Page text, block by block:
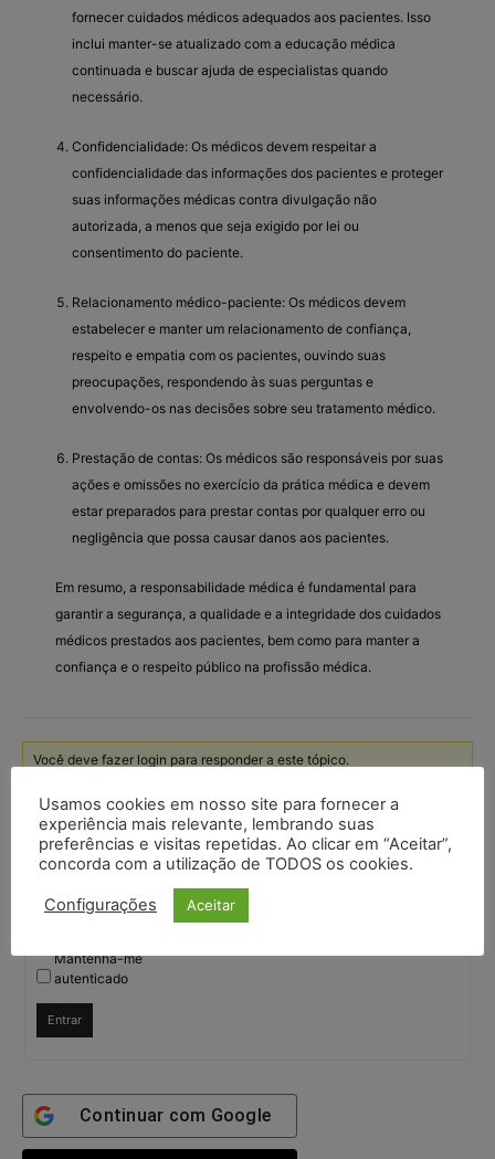
fornecer cuidados médicos adequados aos pacientes. Isso
inclui manter-se atualizado com a educação médica
continuada e buscar ajuda de especialistas quando
necessário.
Confidencialidade: Os médicos devem respeitar a
confidencialidade das informações dos pacientes e proteger
suas informações médicas contra divulgação não
autorizada, a menos que seja exigido por lei ou
consentimento do paciente.
Relacionamento médico-paciente: Os médicos devem
estabelecer e manter um relacionamento de confiança,
respeito e empatia com os pacientes, ouvindo suas
preocupações, respondendo às suas perguntas e
envolvendo-os nas decisões sobre seu tratamento médico.
Prestação de contas: Os médicos são responsáveis por suas
ações e omissões no exercício da prática médica e devem
estar preparados para prestar contas por qualquer erro ou
negligência que possa causar danos aos pacientes.
Em resumo, a responsabilidade médica é fundamental para
garantir a segurança, a qualidade e a integridade dos cuidados
médicos prestados aos pacientes, bem como para manter a
confiança e o respeito público na profissão médica.
Você deve fazer login para responder a este tópico.
Nome de usuário:
Mantenha-me
autenticado
Entrar
Continuar com Google
Usamos cookies em nosso site para fornecer a
experiência mais relevante, lembrando suas
preferências e visitas repetidas. Ao clicar em “Aceitar”,
concorda com a utilização de TODOS os cookies.
Configurações Aceitar